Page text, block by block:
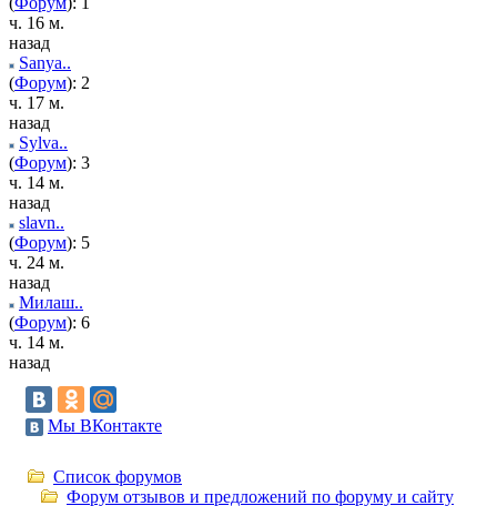
ч. 16 м.
назад
Sanya..
(Форум): 2
ч. 17 м.
назад
Sylva..
(Форум): 3
ч. 14 м.
назад
slavn..
(Форум): 5
ч. 24 м.
назад
Милаш..
(Форум): 6
ч. 14 м.
назад
Мы ВКонтакте
Список форумов
Форум отзывов и предложений по форуму и сайту